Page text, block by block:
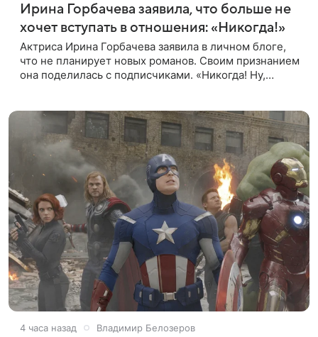
Ирина Горбачева заявила, что больше не
хочет вступать в отношения: «Никогда!»
Актриса Ирина Горбачева заявила в личном блоге,
что не планирует новых романов. Своим признанием
она поделилась с подписчиками. «Никогда! Ну,
4 часа назад Владимир Белозеров